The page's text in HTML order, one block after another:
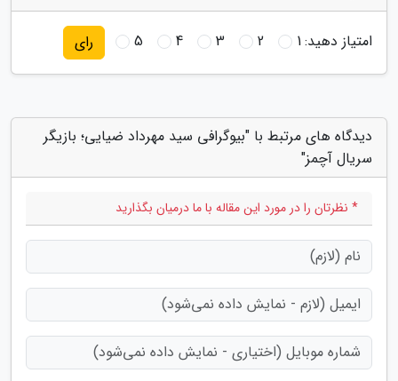
امتیاز دهید:1
2
3
4
5 رای
دیدگاه های مرتبط با "بیوگرافی سید مهرداد ضیایی؛ بازیگر
سریال آچمز"
* نظرتان را در مورد این مقاله با ما درمیان بگذارید